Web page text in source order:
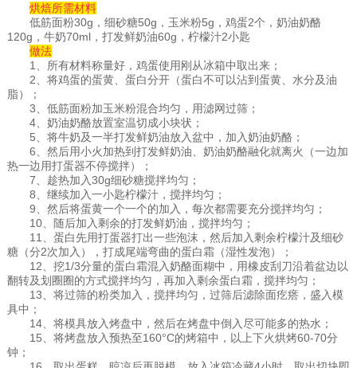
烘焙所需材料
低筋面粉30g，细砂糖50g，玉米粉5g，鸡蛋2个，奶油奶酪
120g，牛奶70ml，打发鲜奶油60g，柠檬汁2小匙
做法
1、所有材料称量好，鸡蛋使用刚从冰箱中取出来；
2、将鸡蛋的蛋黄、蛋白分开（蛋白不可以沾到蛋黄、水分及油
脂）；
3、低筋面粉加玉米粉混合均匀，用滤网过筛；
4、奶油奶酪放置室温切成小块状；
5、将牛奶及一半打发鲜奶油放入盆中，加入奶油奶酪；
6、然后用小火加热到打发鲜奶油、奶油奶酪融化就离火（一边加
热一边用打蛋器不停搅拌）；
7、趁热加入30g细砂糖搅拌均匀；
8、继续加入一小匙柠檬汁，搅拌均匀；
9、然后将蛋黄一个一个的加入，每次都需要充分搅拌均匀；
10、随后加入剩余的打发鲜奶油，搅拌均匀；
11、蛋白先用打蛋器打出一些泡沫，然后加入剩余柠檬汁及细砂
糖（分2次加入），打成尾端弯曲的蛋白霜（湿性发泡）；
12、挖1/3分量的蛋白霜混入奶酪面糊中，用橡皮刮刀沿着盆边以
翻转及划圈圈的方式搅拌均匀，再加入剩余蛋白霜，搅拌均匀；
13、将过筛的粉类加入，搅拌均匀，过筛后滤除面疙瘩，盛入模
具中；
14、将模具放入烤盘中，然后在烤盘中倒入尽可能多的热水；
15、将烤盘放入预热至160°C的烤箱中，以上下火烘烤60-70分
钟；